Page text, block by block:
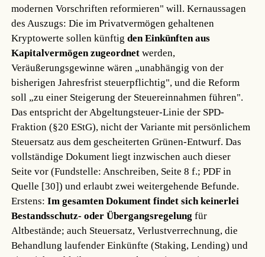
modernen Vorschriften reformieren" will. Kernaussagen
des Auszugs: Die im Privatvermögen gehaltenen
Kryptowerte sollen künftigden Einkünften aus
Kapitalvermögen zugeordnet werden,
Veräußerungsgewinne wären „unabhängig von der
bisherigen Jahresfrist steuerpflichtig", und die Reform
soll „zu einer Steigerung der Steuereinnahmen führen".
Das entspricht der Abgeltungsteuer-Linie der SPD-
Fraktion (§20 EStG), nicht der Variante mit persönlichem
Steuersatz aus dem gescheiterten Grünen-Entwurf. Das
vollständige Dokument liegt inzwischen auch dieser
Seite vor (Fundstelle: Anschreiben, Seite 8 f.; PDF in
Quelle [30]) und erlaubt zwei weitergehende Befunde.
Erstens:Im gesamten Dokument findet sich keinerlei
Bestandsschutz- oder Übergangsregelung für
Altbestände; auch Steuersatz, Verlustverrechnung, die
Behandlung laufender Einkünfte (Staking, Lending) und